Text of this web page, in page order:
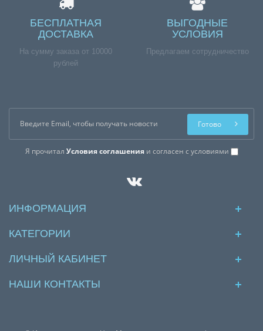
БЕСПЛАТНАЯ
ДОСТАВКА
На сумму заказа от 10000
рублей
ВЫГОДНЫЕ
УСЛОВИЯ
Предлагаем сотрудничество
Я прочитал Условия соглашенияи согласен с условиями
Готово
ИНФОРМАЦИЯ
КАТЕГОРИИ
ЛИЧНЫЙ КАБИНЕТ
НАШИ КОНТАКТЫ